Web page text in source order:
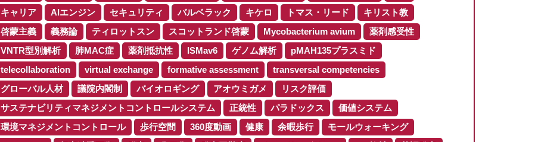
キャリア
AIエンジン セキュリティ バルベラック キケロ トマス・リード
キリスト教
啓蒙主義
義務論 ティロットスン スコットランド啓蒙 Mycobacterium avium
薬剤感受性
VNTR型別解析
肺MAC症 薬剤抵抗性 ISMav6 ゲノム解析
pMAH135プラスミド
telecollaboration
virtual exchange formative assessment
transversal competencies
グローバル人材
議院内閣制 バイオロギング アオウミガメ
リスク評価
サステナビリティマネジメントコントロールシステム
正統性 パラドックス
価値システム
環境マネジメントコントロール
歩行空間 360度動画 健康 余暇歩行
モールウォーキング